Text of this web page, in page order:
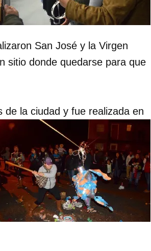
San José y la Virgen
sitio donde quedarse para que
de la ciudad y fue realizada en